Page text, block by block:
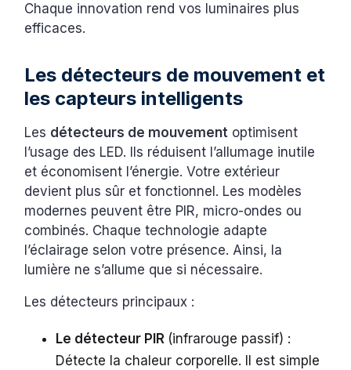
Chaque innovation rend vos luminaires plus
efficaces.
Les détecteurs de mouvement et
les capteurs intelligents
Les détecteurs de mouvement optimisent
l’usage des LED. Ils réduisent l’allumage inutile
et économisent l’énergie. Votre extérieur
devient plus sûr et fonctionnel. Les modèles
modernes peuvent être PIR, micro-ondes ou
combinés. Chaque technologie adapte
l’éclairage selon votre présence. Ainsi, la
lumière ne s’allume que si nécessaire.
Les détecteurs principaux :
Le détecteur PIR (infrarouge passif) :
Détecte la chaleur corporelle. Il est simple